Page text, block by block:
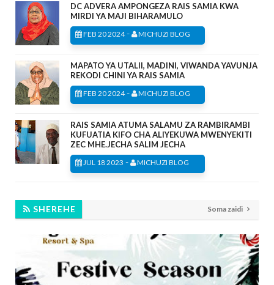
DC ADVERA AMPONGEZA RAIS SAMIA KWA
MIRDI YA MAJI BIHARAMULO
FEB 20 2024- MICHUZI BLOG
MAPATO YA UTALII, MADINI, VIWANDA YAVUNJA
REKODI CHINI YA RAIS SAMIA
FEB 20 2024- MICHUZI BLOG
RAIS SAMIA ATUMA SALAMU ZA RAMBIRAMBI
KUFUATIA KIFO CHA ALIYEKUWA MWENYEKITI
ZEC MHE.JECHA SALIM JECHA
JUL 18 2023 - MICHUZI BLOG
SHEREHE Soma zaidi